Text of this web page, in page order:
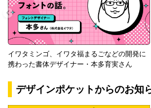
イワタミンゴ、イワタ福まるごなどの開発に
携わった書体デザイナー・本多育実さん
デザインポケットからのお知